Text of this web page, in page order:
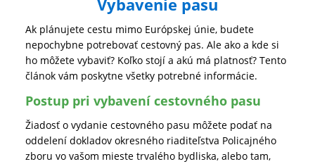
Vybavenie pasu
Ak plánujete cestu mimo Európskej únie, budete
nepochybne potrebovať cestovný pas. Ale ako a kde si
ho môžete vybaviť? Koľko stojí a akú má platnosť? Tento
článok vám poskytne všetky potrebné informácie.
Postup pri vybavení cestovného pasu
Žiadosť o vydanie cestovného pasu môžete podať na
oddelení dokladov okresného riaditeľstva Policajného
zboru vo vašom mieste trvalého bydliska, alebo tam,